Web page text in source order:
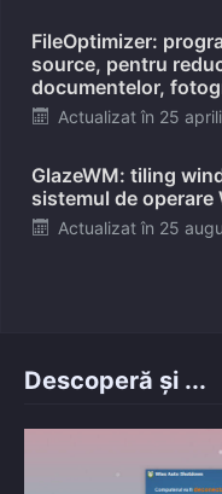
FileOptimizer:
source, pentru
documentelor,
Posted
Actualizat în 25
GlazeWM: tiling
sistemul de operare
Posted
Actualizat în 25
Descoperă și ...